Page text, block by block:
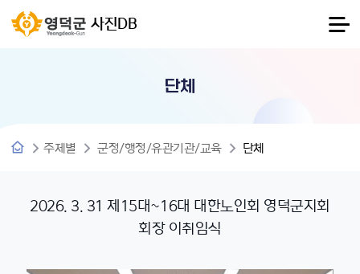
사진DB
단체
주제별 군정/행정/유관기관/교육 단체
2026. 3. 31 제15대~16대 대한노인회 영덕군지회
회장 이취임식